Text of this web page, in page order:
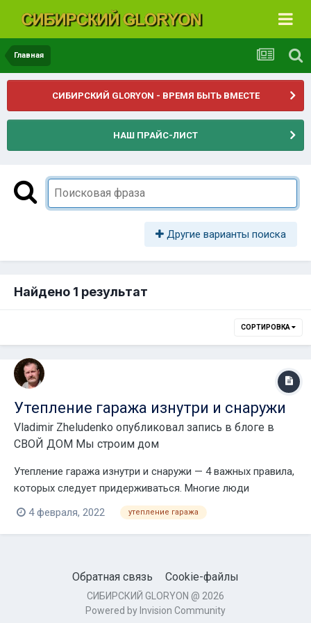
Главная
СИБИРСКИЙ GLORYON - ВРЕМЯ БЫТЬ ВМЕСТЕ
НАШ ПРАЙС-ЛИСТ
Другие варианты поиска
Найдено 1 результат
СОРТИРОВКА
Утепление гаража изнутри и снаружи
Vladimir Zheludenko опубликовал запись в блоге в
СВОЙ ДОМ Мы строим дом
Утепление гаража изнутри и снаружи — 4 важных правила,
которых следует придерживаться. Многие люди
используют гараж для своих потребностей и различных
целей. Несмотря на то, что помещение маленькое, оно
довольно многофункциональное и удобное. А его прямое
4 февраля, 2022 утепление гаража
Обратная связь Cookie-файлы
СИБИРСКИЙ GLORYON @ 2026
Powered by Invision Community